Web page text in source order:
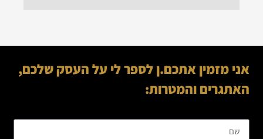
אני מזמין אתכם.ן לספר לי על העסק שלכם,
האתגרים והמטרות: